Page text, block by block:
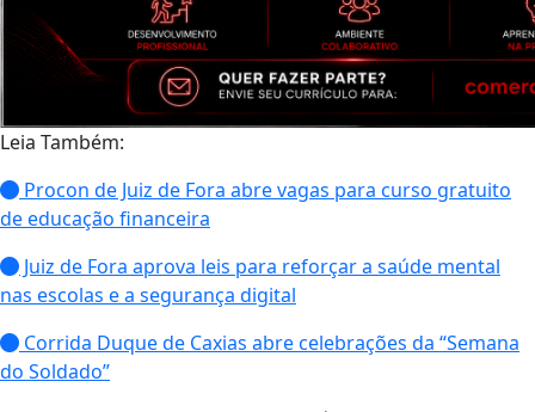
Leia Também:
Procon de Juiz de Fora abre vagas para curso gratuito
de educação financeira
Juiz de Fora aprova leis para reforçar a saúde mental
nas escolas e a segurança digital
Corrida Duque de Caxias abre celebrações da “Semana
do Soldado”